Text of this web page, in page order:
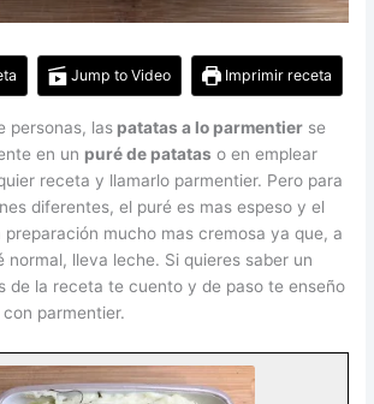
Jump to Video Imprimir receta
personas, las patatas a lo parmentier se
en un puré de patatas o en emplear
receta y llamarlo parmentier. Pero para
diferentes, el puré es mas espeso y el
preparación mucho mas cremosa ya que, a
normal, lleva leche. Si quieres saber un
de la receta te cuento y de paso te enseño
parmentier.